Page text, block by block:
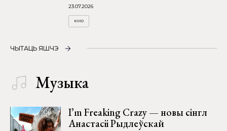
23.07.2026
КІНО
ЧЫТАЦЬ ЯШЧЭ
Музыка
I’m Freaking Crazy — новы сінгл
Анастасіі Рыдлеўскай